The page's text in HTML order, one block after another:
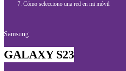
Cómo selecciono una red en mi móvil
Samsung
GALAXY S23